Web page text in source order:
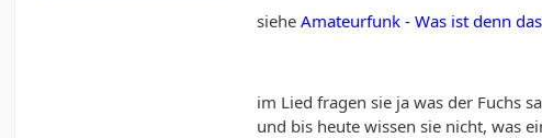
sieheAmateurfunk - Was ist denn
im Lied fragen sie ja was der Fuchs
und bis heute wissen sie nicht, was